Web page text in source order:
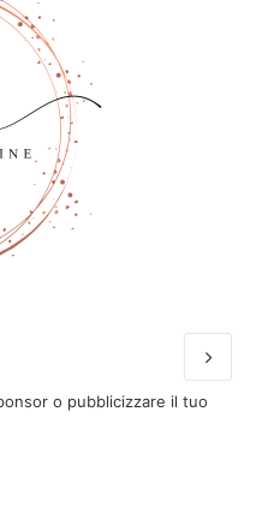
o pubblicizzare il tuo